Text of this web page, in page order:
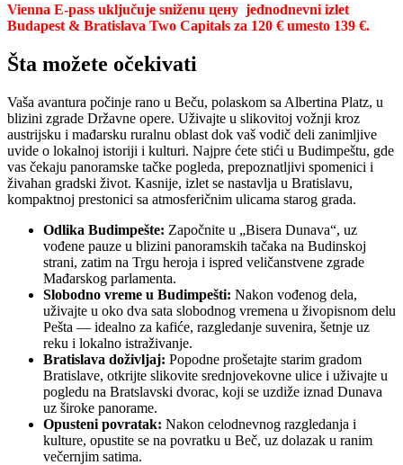
Vienna E-pass uključuje sniženu цену jednodnevni izlet
Budapest & Bratislava Two Capitals za 120 € umesto 139 €.
Šta možete očekivati
Vaša avantura počinje rano u Beču, polaskom sa Albertina Platz, u
blizini zgrade Državne opere. Uživajte u slikovitoj vožnji kroz
austrijsku i mađarsku ruralnu oblast dok vaš vodič deli zanimljive
uvide o lokalnoj istoriji i kulturi. Najpre ćete stići u Budimpeštu, gde
vas čekaju panoramske tačke pogleda, prepoznatljivi spomenici i
živahan gradski život. Kasnije, izlet se nastavlja u Bratislavu,
kompaktnoj prestonici sa atmosferičnim ulicama starog grada.
Odlika Budimpešte: Započnite u „Bisera Dunava“, uz
vođene pauze u blizini panoramskih tačaka na Budinskoj
strani, zatim na Trgu heroja i ispred veličanstvene zgrade
Mađarskog parlamenta.
Slobodno vreme u Budimpešti: Nakon vođenog dela,
uživajte u oko dva sata slobodnog vremena u živopisnom delu
Pešta — idealno za kafiće, razgledanje suvenira, šetnje uz
reku i lokalno istraživanje.
Bratislava doživljaj: Popodne prošetajte starim gradom
Bratislave, otkrijte slikovite srednjovekovne ulice i uživajte u
pogledu na Bratslavski dvorac, koji se uzdiže iznad Dunava
uz široke panorame.
Opusteni povratak: Nakon celodnevnog razgledanja i
kulture, opustite se na povratku u Beč, uz dolazak u ranim
večernjim satima.